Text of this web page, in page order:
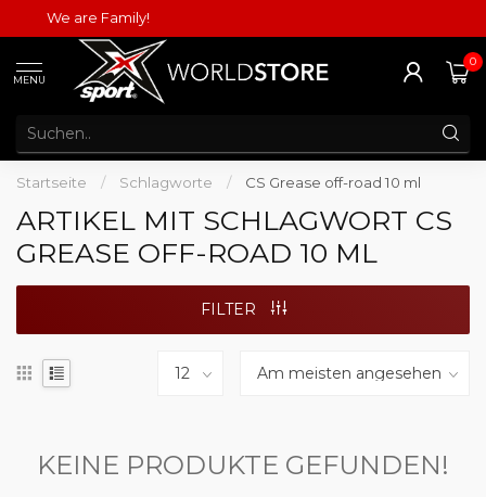
We are Family!
MENU
0
Startseite / Schlagworte / CS Grease off-road 10 ml
ARTIKEL MIT SCHLAGWORT CS
GREASE OFF-ROAD 10 ML
FILTER
KEINE PRODUKTE GEFUNDEN!